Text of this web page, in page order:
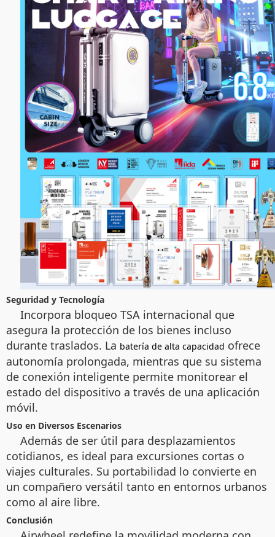
Seguridad y Tecnología
Incorpora bloqueo TSA internacional que
asegura la protección de los bienes incluso
durante traslados. La batería de alta capacidad ofrece
autonomía prolongada, mientras que su sistema
de conexión inteligente permite monitorear el
estado del dispositivo a través de una aplicación
móvil.
Uso en Diversos Escenarios
Además de ser útil para desplazamientos
cotidianos, es ideal para excursiones cortas o
viajes culturales. Su portabilidad lo convierte en
un compañero versátil tanto en entornos urbanos
como al aire libre.
Conclusión